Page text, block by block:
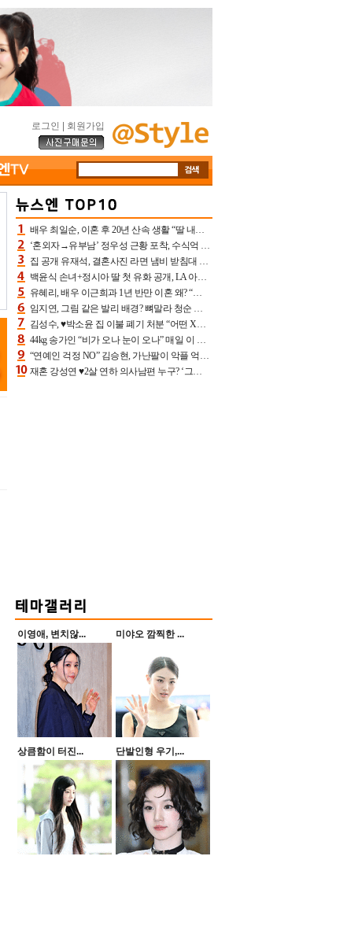
로그인 회원가입
배우 최일순, 이혼 후 20년 산속 생활 “딸 내가 버렸다고 원망‥맘 아파”(특종)[어제TV]
‘혼외자→유부남’ 정우성 근황 포착, 수식억 해킹 피해 후배 만났다 “존경하는”
집 공개 유재석, 결혼사진 라면 냄비 받침대 되고 분노‥가족사진도 피해(놀뭐)[어제TV]
백윤식 손녀+정시아 딸 첫 유화 공개, LA 아트쇼→서울국제조각페스타 작가다운 수준급 실력
유혜리, 배우 이근희과 1년 반만 이혼 왜? “식칼 꽂고 의자 던져” 충격 폭로(특종)[어제TV]
임지연, 그림 같은 발리 배경? 뼈말라 청순 비키니 핏에 상대 안 되네
김성수, ♥박소윤 집 이불 폐기 처분 “어떤 X이랑 썼을지 몰라” 질투(신랑수업2)[어제TV]
44kg 송가인 “비가 오나 눈이 오나” 매일 이 운동, 허벅지 근육량 상승+체지방 감소
“연예인 걱정 NO” 김승현, 가난팔이 악플 억울할만‥아내+딸과 日 여행
재혼 강성연 ♥2살 연하 의사남편 누구? ‘그알’ 자문의에 훈남 비주얼 초엘리트 스펙 [종합]
이영애, 변치않... 미야오 깜찍한 ...
상큼함이 터진... 단발인형 우기,...